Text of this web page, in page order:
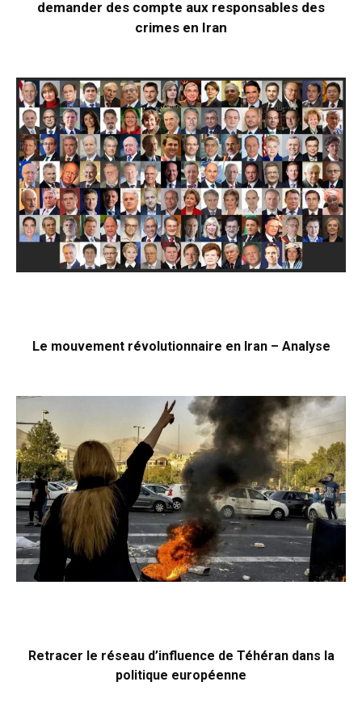
demander des compte aux responsables des
crimes en Iran
Le mouvement révolutionnaire en Iran – Analyse
Retracer le réseau d’influence de Téhéran dans la
politique européenne